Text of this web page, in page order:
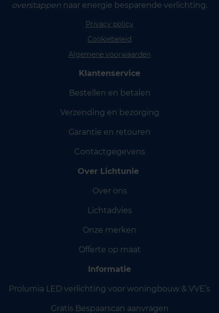
overstappen naar energie besparende verlichting.
Privacy policy
Cookiebeleid
Algemene voorwaarden
Klantenservice
Bestellen en betalen
Verzending en bezorging
Garantie en retouren
Contactgegevens
Over Lichtunie
Over ons
Lichtadvies
Onze merken
Offerte op maat
Informatie
Prolumia LED verlichting voor woningbouw & VVE’s
Gratis Bespaarscan aanvragen